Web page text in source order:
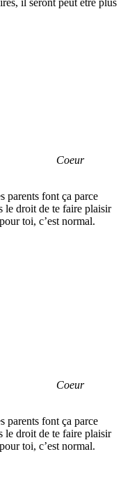
il seront peut être plus
Coeur
parents font ça parce
le droit de te faire plaisir
toi, c’est normal.
Coeur
parents font ça parce
le droit de te faire plaisir
toi, c’est normal.